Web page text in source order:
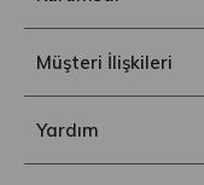
Müşteri İlişkileri
Yardım